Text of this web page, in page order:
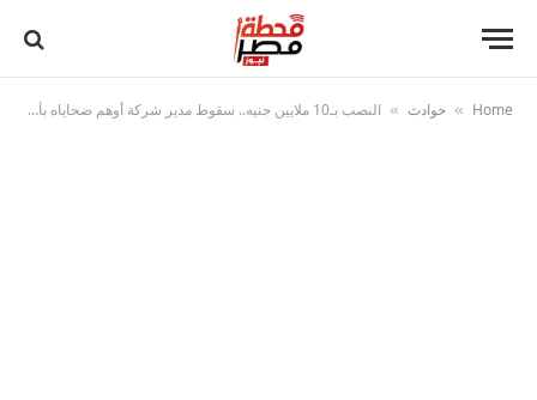
Home
» حوادث » النصب بـ10 ملايين جنيه.. سقوط مدير شركة أوهم ضحاياه بأرباح تجارة الأدوية